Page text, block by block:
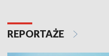
REPORTAŻE